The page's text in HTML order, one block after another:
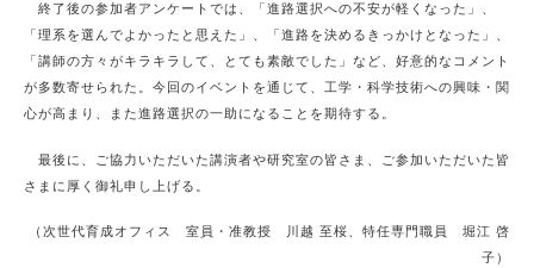
終了後の参加者アンケートでは、「進路選択への不安が軽くなった」、
「理系を選んでよかったと思えた」、「進路を決めるきっかけとなった」、
「講師の方々がキラキラして、とても素敵でした」など、好意的なコメント
が多数寄せられた。今回のイベントを通じて、工学・科学技術への興味・関
心が高まり、また進路選択の一助になることを期待する。
最後に、ご協力いただいた講演者や研究室の皆さま、ご参加いただいた皆
さまに厚く御礼申し上げる。
（次世代育成オフィス 室員・准教授 川越 至桜、特任専門職員 堀江 啓
子）